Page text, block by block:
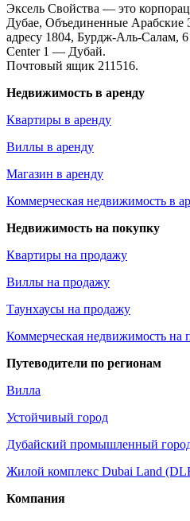
Эксель Свойства — это
Дубае, Объединенные Арабские
адресу 1804, Бурдж-Аль-Салам,
Center 1 — Дубай.
Почтовый ящик 211516.
Недвижимость в аренду
Квартиры в аренду
Виллы в аренду
Магазин в аренду
Коммерческая недвижимость в
Недвижимость на покупку
Квартиры на продажу
Виллы на продажу
Таунхаусы на продажу
Коммерческая недвижимость на
Путеводители по регионам
Вилла
Устойчивый город
Дубайский промышленный
Жилой комплекс Dubai Land
Компания